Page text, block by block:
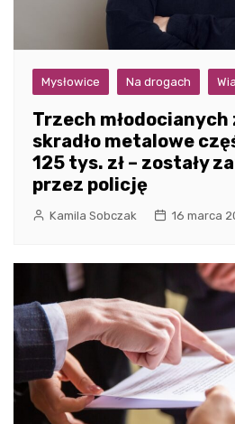
Mysłowice Na drogach
Trzech młodocianych
skradło metalowe
125 tys. zł – zostały
przez policję
Kamila Sobczak 16 marca